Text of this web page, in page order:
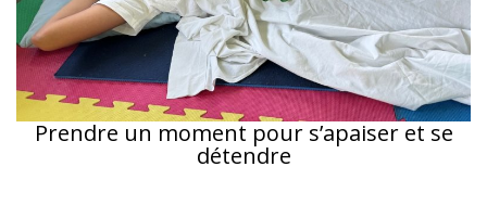
Prendre un moment pour s’apaiser et se
détendre